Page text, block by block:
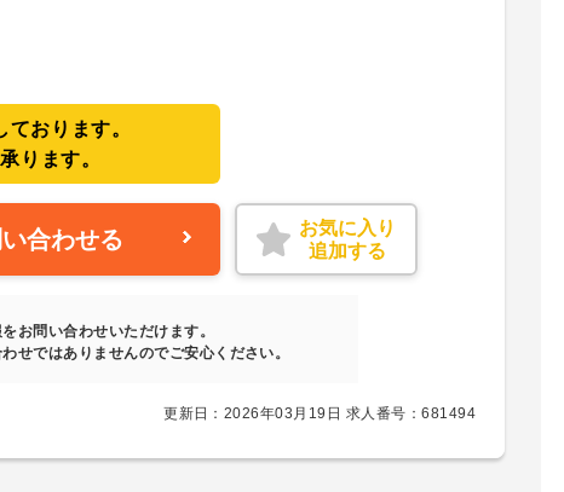
おります。
ります。
合わせる
お気に入り
追加する
お問い合わせいただけます。
せではありませんのでご安心ください。
更新日：2026年03月19日 求人番号：681494